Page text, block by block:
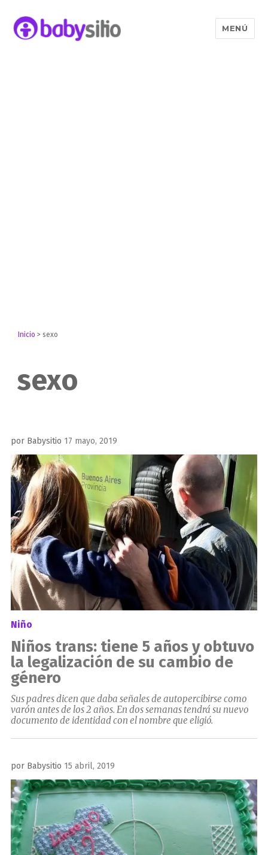
MENÚ
Inicio > sexo
sexo
por Babysitio Publicado
el
17 mayo, 2019
Niño
Niños trans: tiene 5 años y obtuvo
la legalización de su cambio de
género
Sus padres dicen que daba señales de autopercibirse como
varón antes de los 2 años. En dos semanas tendrá su nuevo
documento de identidad con el nombre que eligió.
por Babysitio Publicado
el
15 abril, 2019